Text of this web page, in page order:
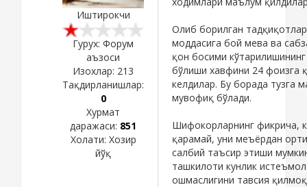
Иштирокчи
Гурух: Форум
аъзоси
Изохлар: 213
Тақдирланишлар:
0
Хурмат
даражаси: 851
Холати: Хозир
йўқ
Олиб борилган
моддасига бой мева ва
қон босими
бўлиши хавфини 24 фоизга
келдилар. Бу борада тузга
мувофиқ бўлади.
Шифокорларнинг фикрича,
қарамай, уни меъёрдан
салбий таъсир этиши
ташкилоти кунлик
ошмаслигини тавсия